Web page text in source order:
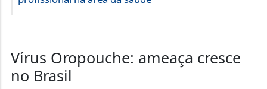
Vírus Oropouche: ameaça cresce
no Brasil